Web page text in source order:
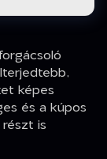
képes
és a kúpos
is